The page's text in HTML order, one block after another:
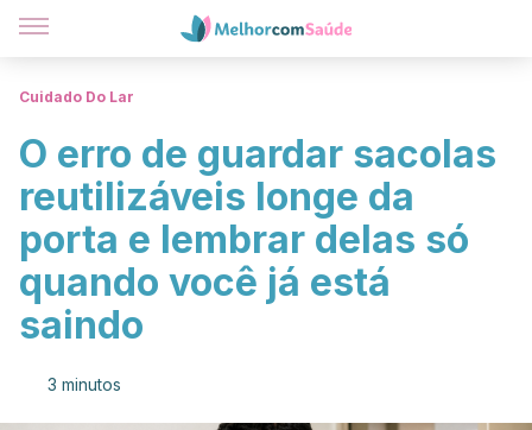
Cuidado Do Lar
O erro de guardar sacolas
reutilizáveis longe da
porta e lembrar delas só
quando você já está
saindo
3 minutos